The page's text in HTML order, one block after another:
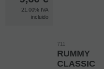
21.00% IVA
incluido
711
RUMMY
CLASSIC